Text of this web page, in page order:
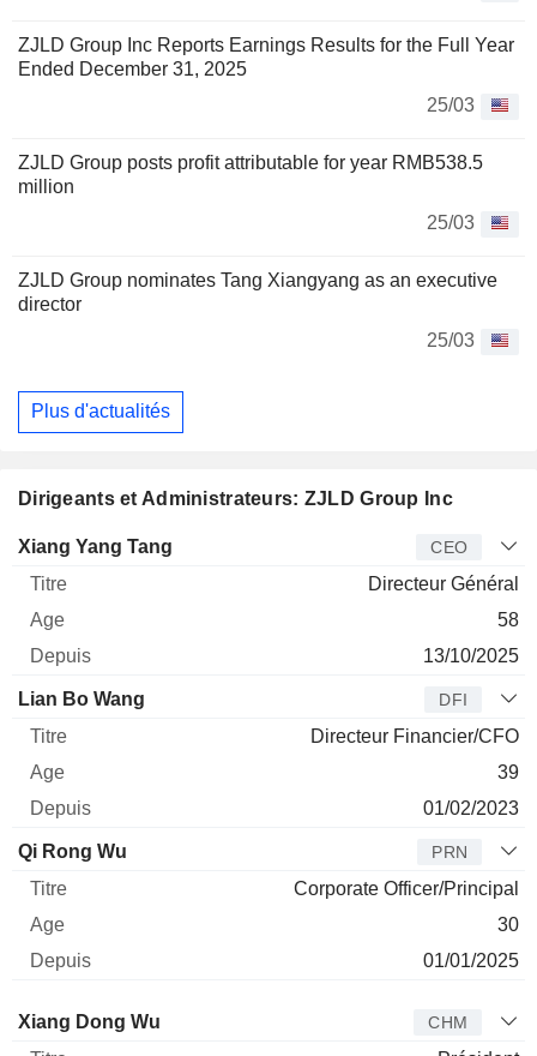
ZJLD Group Inc Reports Earnings Results for the Full Year
Ended December 31, 2025
25/03
ZJLD Group posts profit attributable for year RMB538.5
million
25/03
ZJLD Group nominates Tang Xiangyang as an executive
director
25/03
Plus d'actualités
Dirigeants et Administrateurs: ZJLD Group Inc
Dirigeant Titre Age
Xiang Yang Tang CEO
Directeur Général
58
13/10/2025
Lian Bo Wang DFI
Directeur Financier/CFO
39
01/02/2023
Qi Rong Wu PRN
Corporate Officer/Principal
30
01/01/2025
Administrateur Titre
Xiang Dong Wu CHM